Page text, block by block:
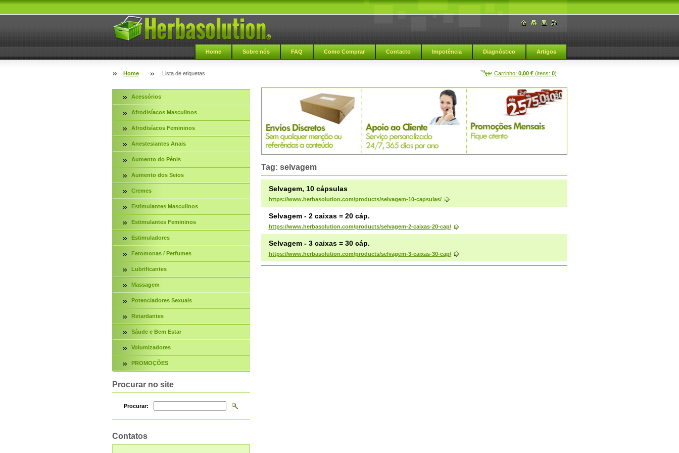
Home Sobre nós FAQ Como Comprar Contacto Impotência Diagnóstico Artigos
Carrinho: 0,00 €(itens: 0)
Home Lista de etiquetas
Tag: selvagem
Selvagem, 10 cápsulas
https://www.herbasolution.com/products/selvagem-10-capsulas/
Selvagem - 2 caixas = 20 cáp.
https://www.herbasolution.com/products/selvagem-2-caixas-20-cap/
Selvagem - 3 caixas = 30 cáp.
https://www.herbasolution.com/products/selvagem-3-caixas-30-cap/
Acessórios
Afrodisíacos Masculinos
Afrodisíacos Femininos
Anestesiantes Anais
Aumento do Pénis
Aumento dos Seios
Cremes
Estimulantes Masculinos
Estimulantes Femininos
Estimuladores
Feromonas / Perfumes
Lubrificantes
Massagem
Potenciadores Sexuais
Retardantes
Sáude e Bem Estar
Volumizadores
PROMOÇÕES
Procurar no site
Procurar:
Contatos